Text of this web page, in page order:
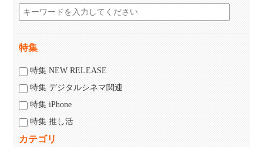
特集
特集 NEW RELEASE
特集 デジタルシネマ関連
特集 iPhone
特集 推し活
カテゴリ